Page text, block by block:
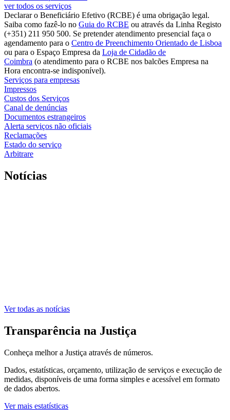
ver todos os serviços
Declarar o Beneficiário Efetivo (RCBE) é uma obrigação legal.
Saiba como fazê-lo no Guia do RCBE ou através da Linha Registo
(+351) 211 950 500. Se pretender atendimento presencial faça o
agendamento para o Centro de Preenchimento Orientado de Lisboa
ou para o Espaço Empresa da Loja de Cidadão de
Coimbra (o atendimento para o RCBE nos balcões Empresa na
Hora encontra-se indisponível).
Serviços para empresas
Impressos
Custos dos Serviços
Canal de denúncias
Documentos estrangeiros
Alerta serviços não oficiais
Reclamações
Estado do serviço
Arbitrare
Notícias
Ver todas as notícias
Transparência na Justiça
Conheça melhor a Justiça através de números.
Dados, estatísticas, orçamento, utilização de serviços e execução de
medidas, disponíveis de uma forma simples e acessível em formato
de dados abertos.
Ver mais estatísticas